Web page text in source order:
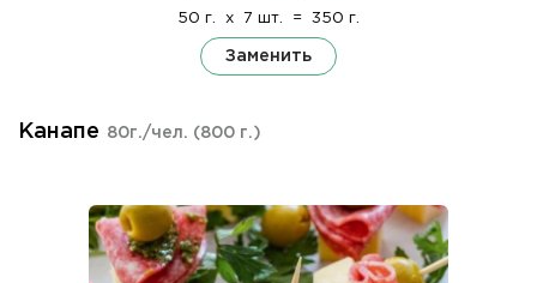
50 г. x 7 шт. = 350 г.
Заменить
Канапе 80г./чел. (800 г.)